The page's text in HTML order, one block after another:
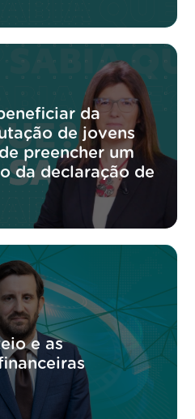
da
de jovens
preencher um
da declaração de
e as